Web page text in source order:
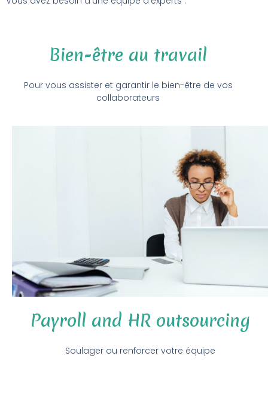
Bien-être au travail
Pour vous assister et garantir le bien-être de vos
collaborateurs
prévenir le suicide, le harcèlement et l’épuisement? Vous
souhaitez leur offrir une écoute bienveillante de la part
Pour vous assister et garantir le bien-être de vos
collaborateurs, nous mettons à votre disposition notre
personne de confiance bilingue (FR/NL) certifiée et formée
Payroll and HR outsourcing
Soulager ou renforcer votre équipe